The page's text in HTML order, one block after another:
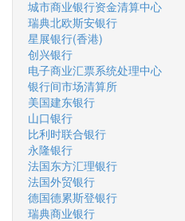
城市商业银行资金清算中心
瑞典北欧斯安银行
星展银行(香港)
创兴银行
电子商业汇票系统处理中心
银行间市场清算所
美国建东银行
山口银行
比利时联合银行
永隆银行
法国东方汇理银行
法国外贸银行
德国德累斯登银行
瑞典商业银行